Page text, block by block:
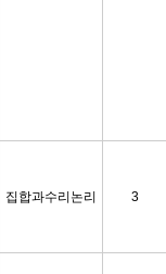
집합과수리논리 3